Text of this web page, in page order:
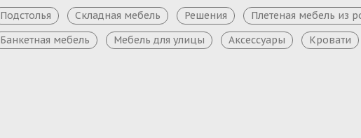
Подстолья
Складная мебель Решения
Плетеная мебель из
Банкетная мебель
Мебель для улицы Аксессуары Кровати